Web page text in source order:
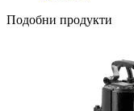
Подобни продукти